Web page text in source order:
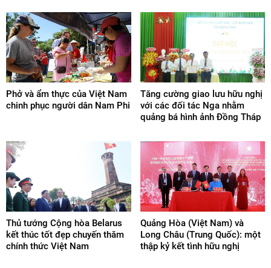
Phở và ẩm thực của Việt Nam
chinh phục người dân Nam Phi
Tăng cường giao lưu hữu nghị
với các đối tác Nga nhằm
quảng bá hình ảnh Đồng Tháp
Thủ tướng Cộng hòa Belarus
kết thúc tốt đẹp chuyến thăm
chính thức Việt Nam
Quảng Hòa (Việt Nam) và
Long Châu (Trung Quốc): một
thập kỷ kết tình hữu nghị